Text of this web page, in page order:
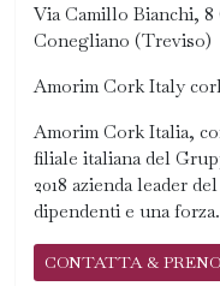
Via Camillo Bianchi, 8
Conegliano (Treviso)
Amorim Cork Italy
Amorim Cork Italia,
filiale italiana del
2018 azienda leader
dipendenti e una
CONTATTA &